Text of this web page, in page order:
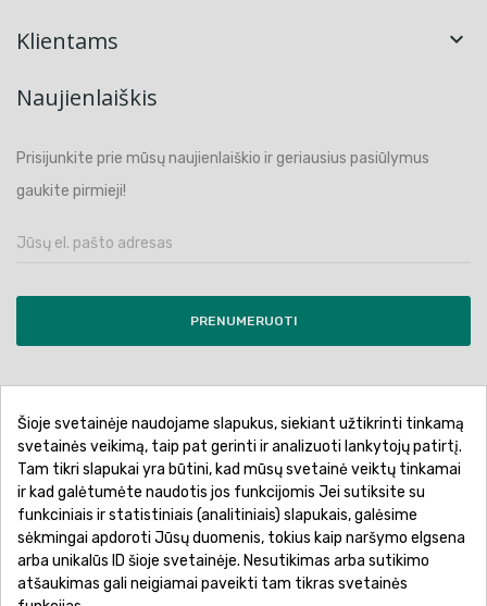
Klientams 
Naujienlaiškis
Prisijunkite prie mūsų naujienlaiškio ir geriausius pasiūlymus
gaukite pirmieji!
PRENUMERUOTI
Pirkimo sąlygos ir taisyklės
Privatumo politika
Garantinis aptarnavimas
Prekių pristatymas
Prekių grąžinimas
Atsiskaitymo būdai
Šioje svetainėje naudojame slapukus, siekiant užtikrinti tinkamą
svetainės veikimą, taip pat gerinti ir analizuoti lankytojų patirtį.
Tam tikri slapukai yra būtini, kad mūsų svetainė veiktų tinkamai
ir kad galėtumėte naudotis jos funkcijomis Jei sutiksite su
funkciniais ir statistiniais (analitiniais) slapukais, galėsime
sėkmingai apdoroti Jūsų duomenis, tokius kaip naršymo elgsena
arba unikalūs ID šioje svetainėje. Nesutikimas arba sutikimo
atšaukimas gali neigiamai paveikti tam tikras svetainės